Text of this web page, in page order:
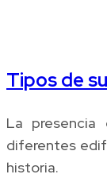
Tipos de
La
diferentes
historia.